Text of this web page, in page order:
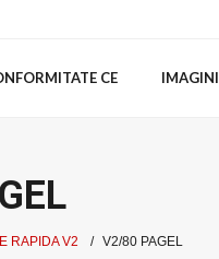
CE IMAGINI
RAPIDA V2 / V2/80 PAGEL